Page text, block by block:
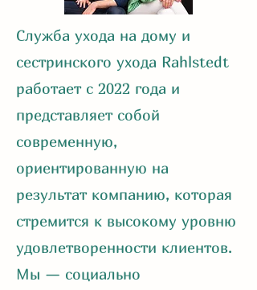
Служба ухода на дому и
сестринского ухода Rahlstedt
работает с 2022 года и
представляет собой
современную,
ориентированную на
результат компанию, которая
стремится к высокому уровню
удовлетворенности клиентов.
Мы — социально